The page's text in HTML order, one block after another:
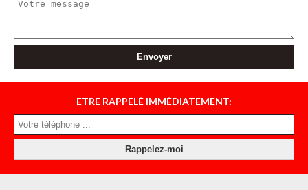
ETRE RAPPELÉ IMMÉDIATEMENT: